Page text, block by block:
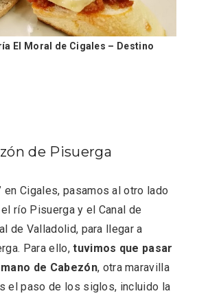
El Moral de Cigales – Destino
de Pisuerga
en Cigales, pasamos al otro lado
río Pisuerga y el Canal de
de Valladolid, para llegar a
Para ello,tuvimos que pasar
de Cabezón, otra maravilla
el paso de los siglos, incluido la